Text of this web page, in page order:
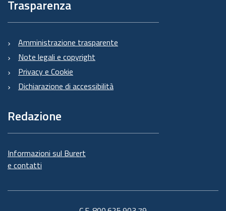
Trasparenza
Amministrazione trasparente
Note legali e copyright
Privacy e Cookie
Dichiarazione di accessibilità
Redazione
Informazioni sul Burert
e contatti